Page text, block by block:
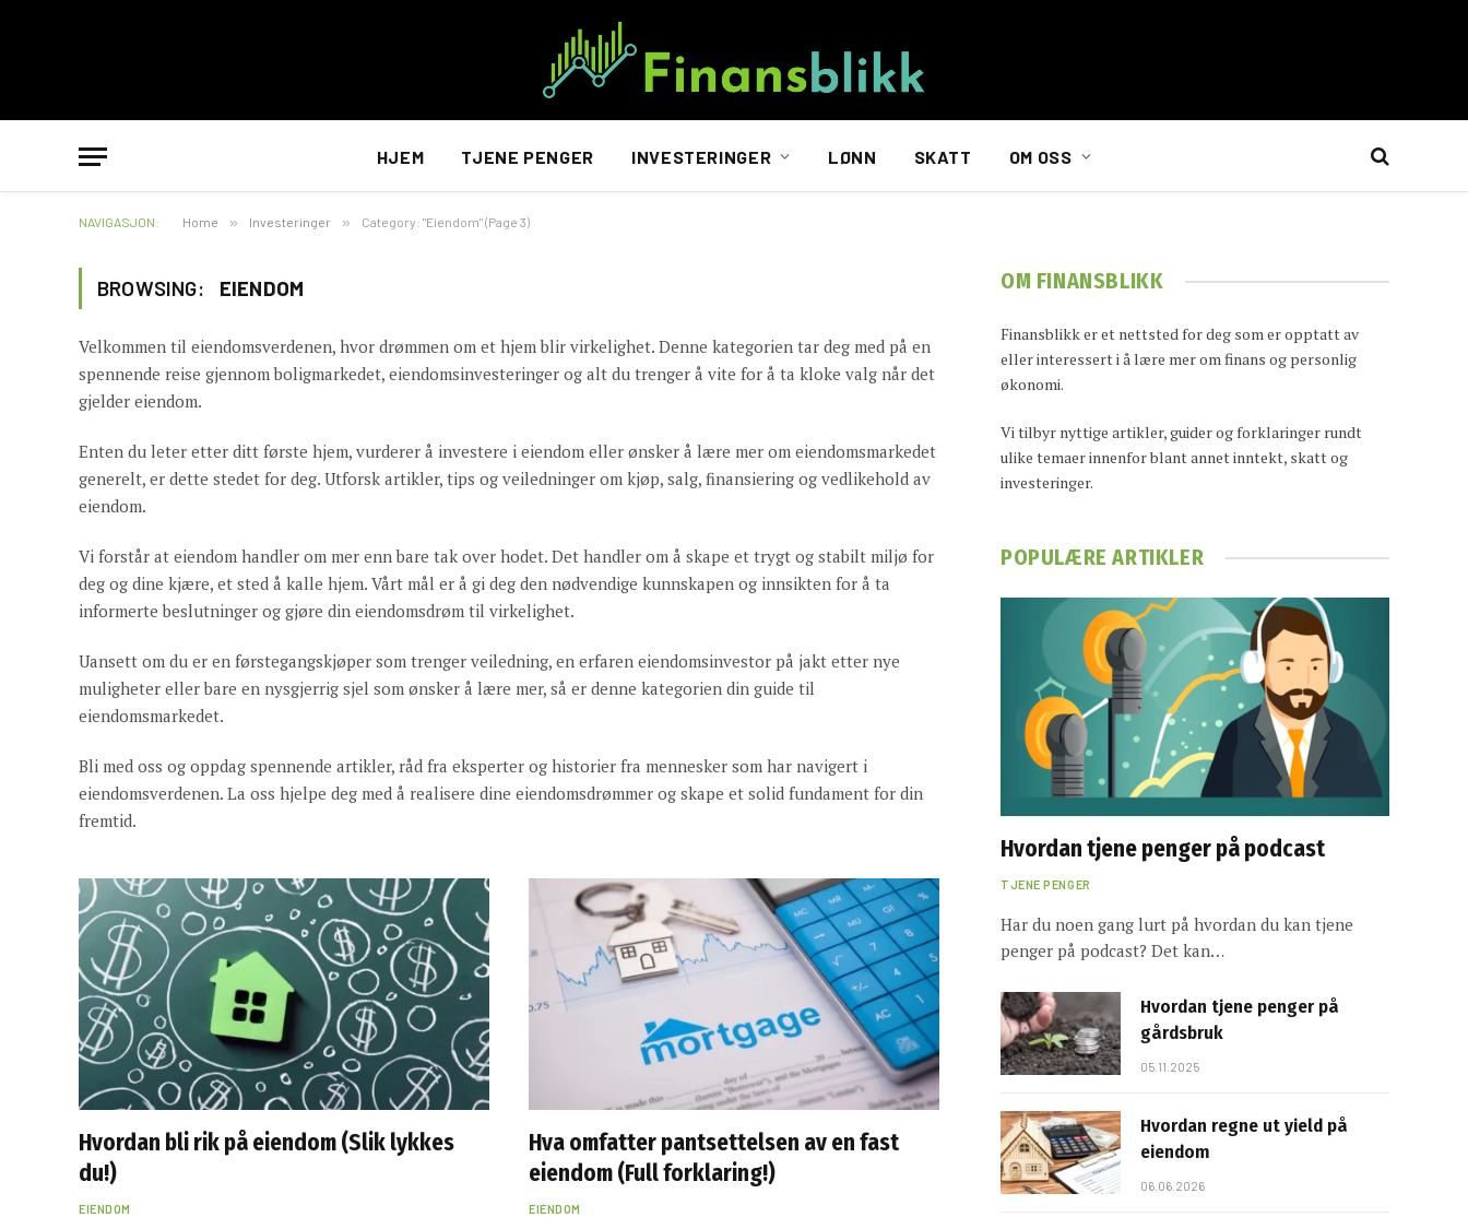
HJEM TJENE PENGER INVESTERINGER LØNN SKATT OM OSS
NAVIGASJON: Home » Investeringer » Category: "Eiendom" (Page 3)
BROWSING: EIENDOM
Velkommen til eiendomsverdenen, hvor drømmen om et hjem blir virkelighet. Denne kategorien tar deg med på en
spennende reise gjennom boligmarkedet, eiendomsinvesteringer og alt du trenger å vite for å ta kloke valg når det
gjelder eiendom.
Enten du leter etter ditt første hjem, vurderer å investere i eiendom eller ønsker å lære mer om eiendomsmarkedet
generelt, er dette stedet for deg. Utforsk artikler, tips og veiledninger om kjøp, salg, finansiering og vedlikehold av
eiendom.
Vi forstår at eiendom handler om mer enn bare tak over hodet. Det handler om å skape et trygt og stabilt miljø for
deg og dine kjære, et sted å kalle hjem. Vårt mål er å gi deg den nødvendige kunnskapen og innsikten for å ta
informerte beslutninger og gjøre din eiendomsdrøm til virkelighet.
Uansett om du er en førstegangskjøper som trenger veiledning, en erfaren eiendomsinvestor på jakt etter nye
muligheter eller bare en nysgjerrig sjel som ønsker å lære mer, så er denne kategorien din guide til
eiendomsmarkedet.
Bli med oss og oppdag spennende artikler, råd fra eksperter og historier fra mennesker som har navigert i
eiendomsverdenen. La oss hjelpe deg med å realisere dine eiendomsdrømmer og skape et solid fundament for din
fremtid.
Hvordan bli rik på eiendom (Slik lykkes
du!)
EIENDOM
Hva omfatter pantsettelsen av en fast
eiendom (Full forklaring!)
EIENDOM
OM FINANSBLIKK
Finansblikk er et nettsted for deg som er opptatt av
eller interessert i å lære mer om finans og personlig
økonomi.
Vi tilbyr nyttige artikler, guider og forklaringer rundt
ulike temaer innenfor blant annet inntekt, skatt og
investeringer.
POPULÆRE ARTIKLER
Hvordan tjene penger på podcast
TJENE PENGER
Har du noen gang lurt på hvordan du kan tjene
penger på podcast? Det kan…
Hvordan tjene penger på
gårdsbruk
05.11.2025
Hvordan regne ut yield på
eiendom
06.06.2026